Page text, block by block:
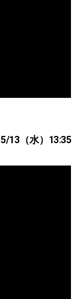
13（水）13:35